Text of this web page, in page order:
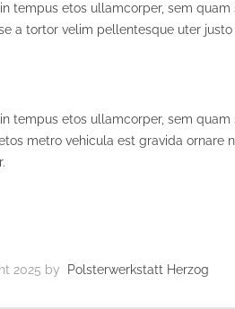
tempus etos ullamcorper, sem
a tortor velim pellentesque uter
tempus etos ullamcorper, sem
metro vehicula est gravida ornare
2025 by Polsterwerkstatt Herzog